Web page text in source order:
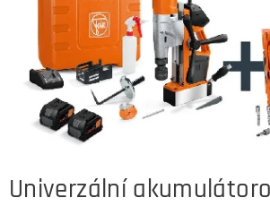
Univerzální